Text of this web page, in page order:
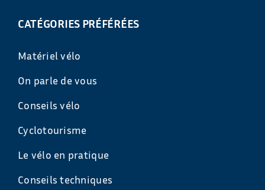
CATÉGORIES PRÉFÉRÉES
Matériel vélo
On parle de vous
Conseils vélo
Cyclotourisme
Le vélo en pratique
Conseils techniques